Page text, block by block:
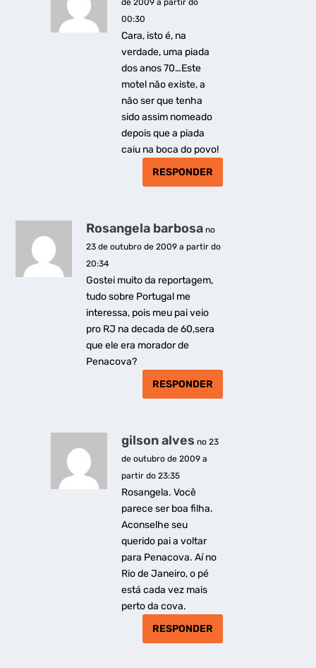
de 2009 a partir do
00:30
Cara, isto é, na
verdade, uma piada
dos anos 70…Este
motel não existe, a
não ser que tenha
sido assim nomeado
depois que a piada
caiu na boca do povo!
RESPONDER
Rosangela barbosa no
23 de outubro de 2009 a partir do
20:34
Gostei muito da reportagem,
tudo sobre Portugal me
interessa, pois meu pai veio
pro RJ na decada de 60,sera
que ele era morador de
Penacova?
RESPONDER
gilson alves no 23
de outubro de 2009 a
partir do 23:35
Rosangela. Você
parece ser boa filha.
Aconselhe seu
querido pai a voltar
para Penacova. Aí no
Rio de Janeiro, o pé
está cada vez mais
perto da cova.
RESPONDER